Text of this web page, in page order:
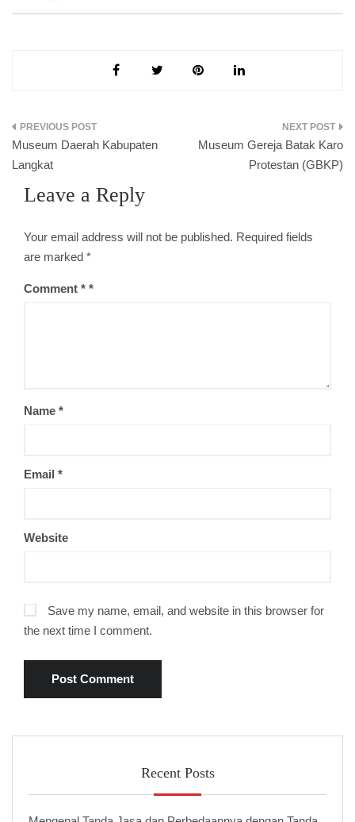
Post
navigation
Museum Daerah Kabupaten
Langkat
Museum Gereja Batak Karo
Protestan (GBKP)
Leave a Reply
Your email address will not be published. Required fields
are marked *
Comment *
Name *
Email *
Website
Save my name, email, and website in this browser for
the next time I comment.
Recent Posts